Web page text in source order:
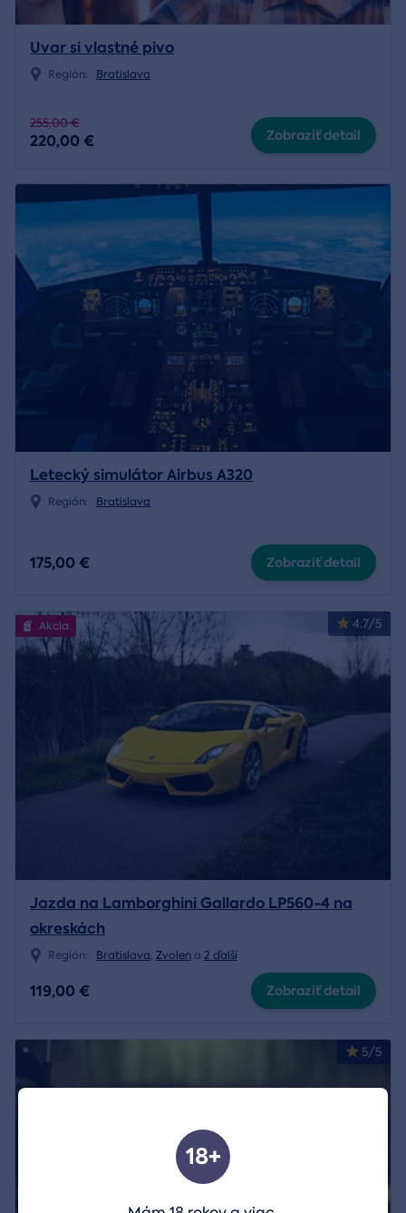
Uvar si vlastné pivo
Región: Bratislava
255,00 €
220,00 € Zobraziť detail
Letecký simulátor Airbus A320
Región: Bratislava
175,00 € Zobraziť detail
4.7/5
Akcia
Jazda na Lamborghini Gallardo LP560-4 na
okreskách
Región: Bratislava, Zvolen a 2 ďalší
119,00 € Zobraziť detail
5/5
18+